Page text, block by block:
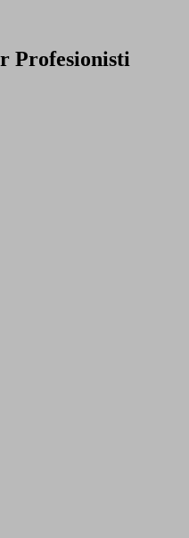
Profesionisti